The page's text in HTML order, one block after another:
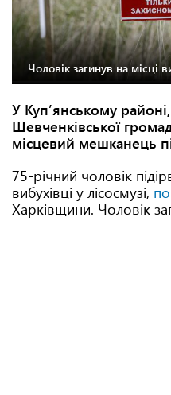
Чоловік загинув на місці
У Куп’янському
Шевченківської
місцевий мешканець
75-річний чоловік
вибухівці у лісосмузі,
Харківщини. Чоловік